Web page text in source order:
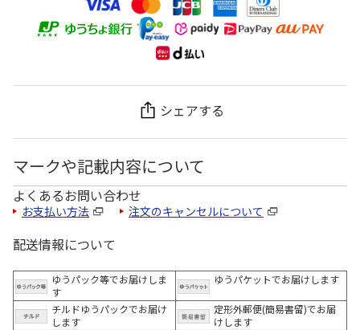
シェアする
マークや記載内容について
よくあるお問い合わせ
お支払い方法 注文のキャンセルについて
配送情報について
ゆうパック等でお届けしま
す
ゆうパケットでお届けします
チルドゆうパックでお届け
します
定形外郵便(簡易書留)でお届
けします